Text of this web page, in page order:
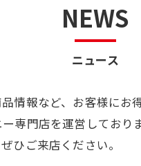
NEWS
ニュース
情報など、お客様に
専門店を運営してお
ひご来店ください。